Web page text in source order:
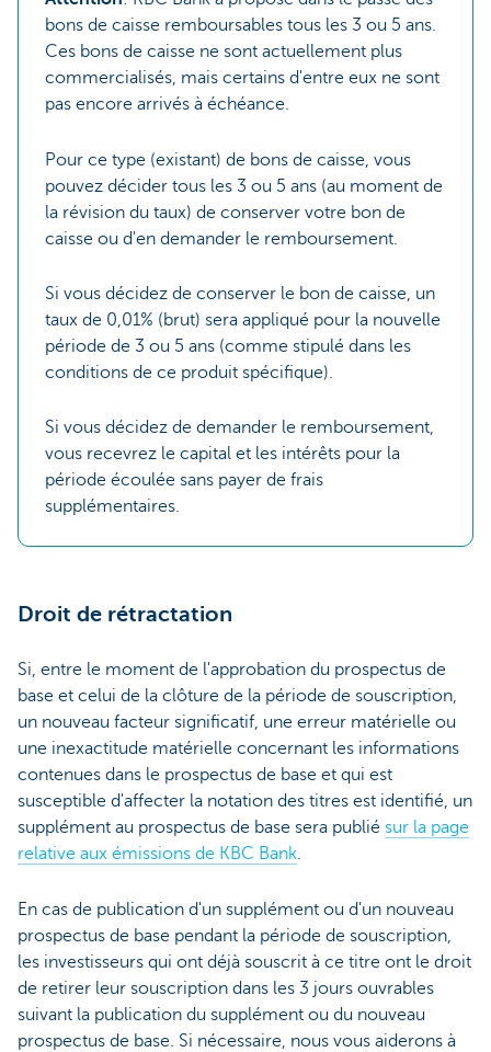
bons de caisse remboursables tous les 3 ou 5 ans.
Ces bons de caisse ne sont actuellement plus
commercialisés, mais certains d'entre eux ne sont
pas encore arrivés à échéance.
Pour ce type (existant) de bons de caisse, vous
pouvez décider tous les 3 ou 5 ans (au moment de
la révision du taux) de conserver votre bon de
caisse ou d'en demander le remboursement.
Si vous décidez de conserver le bon de caisse, un
taux de 0,01% (brut) sera appliqué pour la nouvelle
période de 3 ou 5 ans (comme stipulé dans les
conditions de ce produit spécifique).
Si vous décidez de demander le remboursement,
vous recevrez le capital et les intérêts pour la
période écoulée sans payer de frais
supplémentaires.
Droit de rétractation
Si, entre le moment de l'approbation du prospectus de
base et celui de la clôture de la période de souscription,
un nouveau facteur significatif, une erreur matérielle ou
une inexactitude matérielle concernant les informations
contenues dans le prospectus de base et qui est
susceptible d'affecter la notation des titres est identifié, un
supplément au prospectus de base sera publié sur la page
relative aux émissions de KBC Bank.
En cas de publication d'un supplément ou d'un nouveau
prospectus de base pendant la période de souscription,
les investisseurs qui ont déjà souscrit à ce titre ont le droit
de retirer leur souscription dans les 3 jours ouvrables
suivant la publication du supplément ou du nouveau
prospectus de base. Si nécessaire, nous vous aiderons à